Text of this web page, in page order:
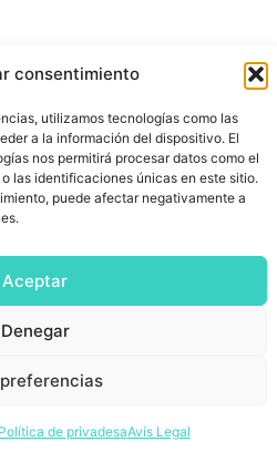
consentimiento
utilizamos tecnologías como las
a la información del dispositivo. El
nos permitirá procesar datos como el
las identificaciones únicas en este sitio.
puede afectar negativamente a
Aceptar
Denegar
de privadesaAvís Legal